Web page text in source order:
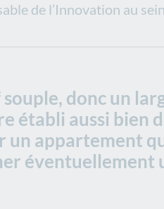
de l’Innovation au
souple, donc un
établi aussi bien
un appartement
éventuellement